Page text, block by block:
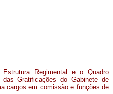
Regimental e o Quadro
Gratificações do Gabinete de
cargos em comissão e funções de